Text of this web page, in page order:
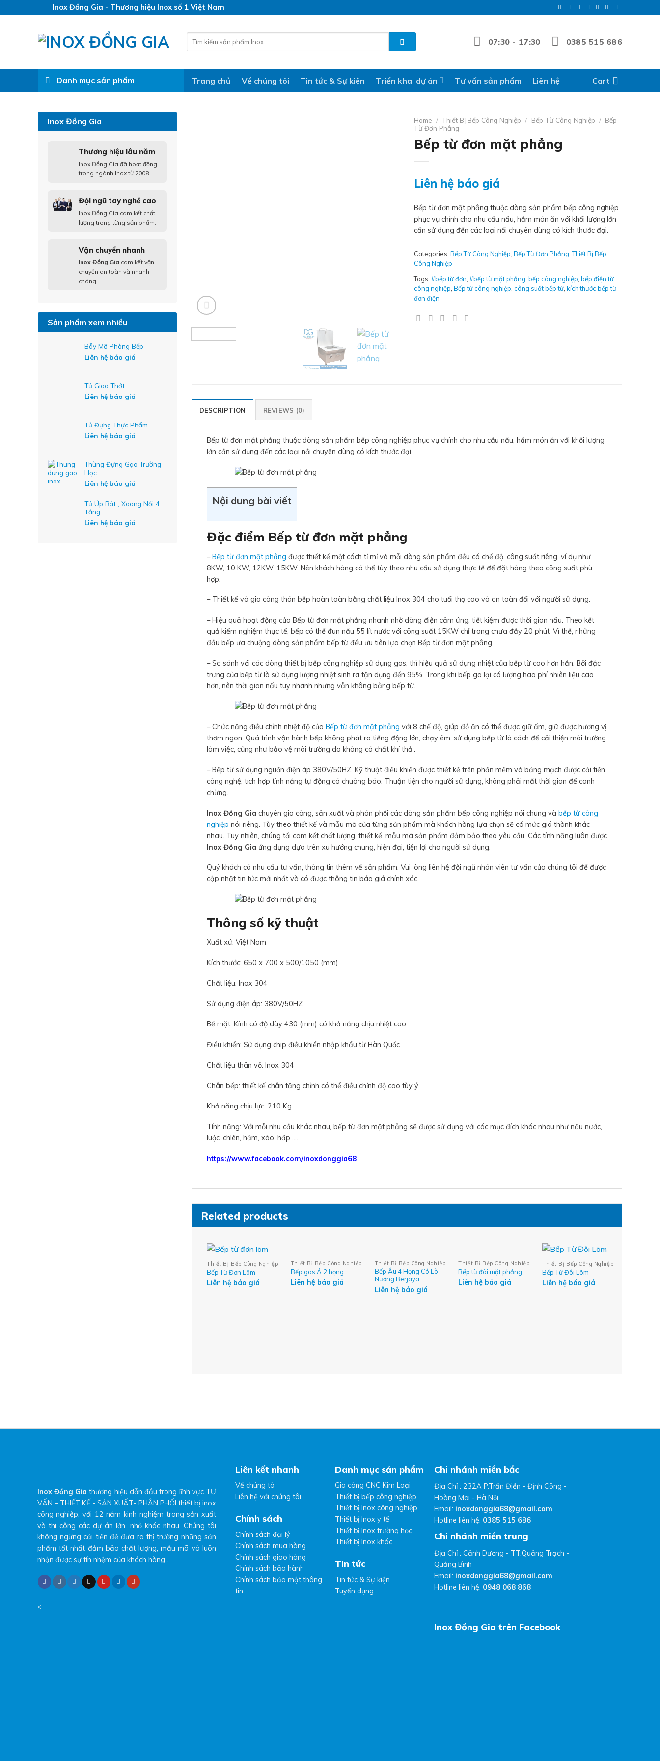
to
Inox Đồng Gia - Thương hiệu Inox số 1 Việt Nam
for:
07:30 - 17:30 0385 515 686
Danh mục sản phẩm Trang chủ Về chúng tôi Tin tức & Sự kiện Triển khai dự án Tư vấn sản phẩm Liên hệ Cart
Inox Đồng Gia
Thương hiệu lâu năm
Inox Đồng Gia đã hoạt động
trong ngành Inox từ 2008.
Đội ngũ tay nghề cao
Inox Đồng Gia cam kết chất
lượng trong từng sản phẩm.
Vận chuyển nhanh
Inox Đồng Gia cam kết vận
chuyển an toàn và nhanh
chóng.
Sản phẩm xem nhiều
Bẫy Mỡ Phòng Bếp
Liên hệ báo giá
Tủ Giao Thớt
Liên hệ báo giá
Tủ Đựng Thực Phẩm
Liên hệ báo giá
Thùng Đựng Gạo Trường
Học
Liên hệ báo giá
Tủ Úp Bát , Xoong Nồi 4
Tầng
Liên hệ báo giá
Home / Thiết Bị Bếp Công Nghiệp / Bếp Từ Công Nghiệp / Bếp
Từ Đơn Phẳng
Bếp từ đơn mặt phẳng
Liên hệ báo giá
Bếp từ đơn mặt phẳng thuộc dòng sản phẩm bếp công nghiệp
phục vụ chính cho nhu cầu nấu, hầm món ăn với khối lượng lớn
cần sử dụng đến các loại nồi chuyên dùng có kích thước đại.
Categories:Bếp Từ Công Nghiệp ,Bếp Từ Đơn Phẳng ,Thiết Bị Bếp
Công Nghiệp
Tags:#bếp từ đơn ,#bếp từ mặt phẳng ,bếp công nghiệp ,bếp điện từ
công nghiệp ,Bếp từ công nghiệp công suất bếp từ ,kích thước bếp từ
đơn điện
DESCRIPTION REVIEWS (0)
Bếp từ đơn mặt phẳng thuộc dòng sản phẩm bếp công nghiệp phục vụ chính cho nhu cầu nấu, hầm món ăn với khối lượng
lớn cần sử dụng đến các loại nồi chuyên dùng có kích thước đại.
Nội dung bài viết
Đặc điểm Bếp từ đơn mặt phẳng
–Bếp từ đơn mặt phẳng được thiết kế một cách tỉ mỉ và mỗi dòng sản phẩm đều có chế độ, công suất riêng, ví dụ như
8KW, 10 KW, 12KW, 15KW. Nên khách hàng có thể tùy theo nhu cầu sử dụng thực tế để đặt hàng theo công suất phù
hợp.
– Thiết kế và gia công thân bếp hoàn toàn bằng chất liệu Inox 304 cho tuổi thọ cao và an toàn đối với người sử dụng.
– Hiệu quả hoạt động của Bếp từ đơn mặt phẳng nhanh nhờ dòng điện cảm ứng, tiết kiệm được thời gian nấu. Theo kết
quả kiểm nghiệm thực tế, bếp có thể đun nấu 55 lít nước với công suất 15KW chỉ trong chưa đầy 20 phút. Vì thế, những
đầu bếp ưa chuộng dòng sản phẩm bếp từ đều ưu tiên lựa chọn Bếp từ đơn mặt phẳng.
– So sánh với các dòng thiết bị bếp công nghiệp sử dụng gas, thì hiệu quả sử dụng nhiệt của bếp từ cao hơn hẳn. Bởi đặc
trưng của bếp từ là sử dụng lượng nhiệt sinh ra tận dụng đến 95%. Trong khi bếp ga lại có lượng hao phí nhiên liệu cao
hơn, nên thời gian nấu tuy nhanh nhưng vẫn không bằng bếp từ.
– Chức năng điều chỉnh nhiệt độ của Bếp từ đơn mặt phẳng với 8 chế độ, giúp đồ ăn có thể được giữ ấm, giữ được hương vị
thơm ngon. Quá trình vận hành bếp không phát ra tiếng động lớn, chạy êm, sử dụng bếp từ là cách để cải thiện môi trường
làm việc, cũng như bảo vệ môi trường do không có chất khí thải.
– Bếp từ sử dụng nguồn điện áp 380V/50HZ. Kỹ thuật điều khiển được thiết kế trên phần mềm và bảng mạch được cải tiến
công nghệ, tích hợp tính năng tự động có chuông báo. Thuận tiện cho người sử dụng, không phải mất thời gian để canh
chừng.
Inox Đồng Gia chuyên gia công, sản xuất và phân phối các dòng sản phẩm bếp công nghiệp nói chung và bếp từ công
nghiệp nói riêng. Tùy theo thiết kế và mẫu mã của từng sản phẩm mà khách hàng lựa chọn sẽ có mức giá thành khác
nhau. Tuy nhiên, chúng tối cam kết chất lượng, thiết kế, mẫu mã sản phẩm đảm bảo theo yêu cầu. Các tính năng luôn được
Inox Đồng Gia ứng dụng dựa trên xu hướng chung, hiện đại, tiện lợi cho người sử dụng.
Quý khách có nhu cầu tư vấn, thông tin thêm về sản phẩm. Vui lòng liên hệ đội ngũ nhân viên tư vấn của chúng tôi để được
cập nhật tin tức mới nhất và có được thông tin báo giá chính xác.
Thông số kỹ thuật
Xuất xứ: Việt Nam
Kích thước: 650 x 700 x 500/1050 (mm)
Chất liệu: Inox 304
Sử dụng điện áp: 380V/50HZ
Bề mặt: Kính có độ dày 430 (mm) có khả năng chịu nhiệt cao
Điều khiển: Sử dụng chip điều khiển nhập khẩu từ Hàn Quốc
Chất liệu thân vỏ: Inox 304
Chân bếp: thiết kế chân tăng chỉnh có thể điều chỉnh độ cao tùy ý
Khả năng chịu lực: 210 Kg
Tính năng: Với mỗi nhu cầu khác nhau, bếp từ đơn mặt phẳng sẽ được sử dụng với các mục đích khác nhau như nấu nước,
luộc, chiên, hầm, xào, hấp ….
https://www.facebook.com/inoxdonggia68
Related products
Thiết Bị Bếp Công Nghiệp
Bếp Từ Đơn Lõm
Liên hệ báo giá
Thiết Bị Bếp Công Nghiệp
Bếp gas Á 2 họng
Liên hệ báo giá
Thiết Bị Bếp Công Nghiệp
Bếp Âu 4 Họng Có Lò
Nướng Berjaya
Liên hệ báo giá
Thiết Bị Bếp Công Nghiệp
Bếp từ đôi mặt phẳng
Liên hệ báo giá
Thiết Bị Bếp Công Nghiệp
Bếp Từ Đôi Lõm
Liên hệ báo giá
Inox Đồng Gia thương hiệu dẫn đầu trong lĩnh vực TƯ
VẤN – THIẾT KẾ - SẢN XUẤT- PHÂN PHỐI thiết bị inox
công nghiệp, với 12 năm kinh nghiệm trong sản xuất
và thi công các dự án lớn, nhỏ khác nhau. Chúng tôi
không ngừng cải tiền để đưa ra thị trường những sản
phẩm tốt nhất đảm bảo chất lượng, mẫu mã và luôn
nhận được sự tín nhệm của khách hàng .
<
Liên kết nhanh
Về chúng tôi
Liên hệ với chúng tôi
Chính sách
Chính sách đại lý
Chính sách mua hàng
Chính sách giao hàng
Chính sách bảo hành
Chính sách bảo mật thông
tin
Danh mục sản phẩm
Gia công CNC Kim Loại
Thiết bị bếp công nghiệp
Thiết bị Inox công nghiệp
Thiết bị Inox y tế
Thiết bị Inox trường học
Thiết bị Inox khác
Tin tức
Tin tức & Sự kiện
Tuyển dụng
Chi nhánh miền bắc
Địa Chỉ : 232A P.Trần Điền - Định Công -
Hoàng Mai - Hà Nội
Email: inoxdonggia68@gmail.com
Hotline liên hệ: 0385 515 686
Chi nhánh miền trung
Địa Chỉ : Cảnh Dương - TT.Quảng Trạch -
Quảng Bình
Email: inoxdonggia68@gmail.com
Hotline liên hệ: 0948 068 868
Inox Đồng Gia trên Facebook